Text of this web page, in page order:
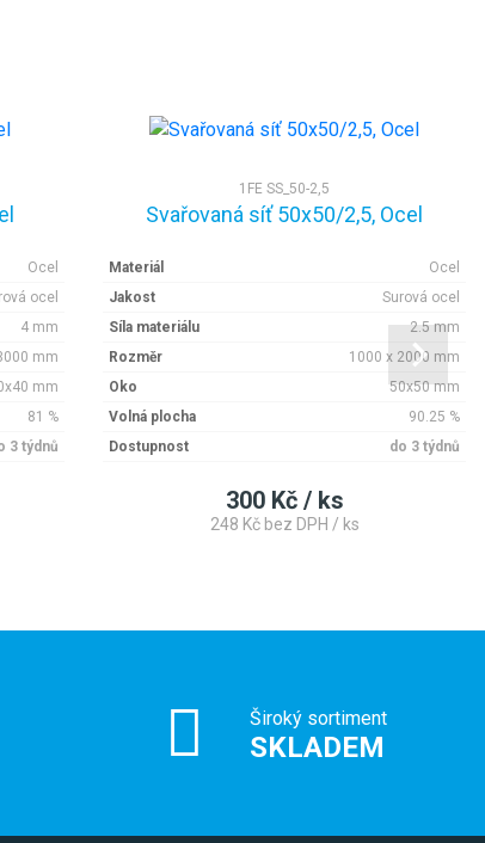
Ocel
ocel
4 mm
mm
mm
81 %
3 týdnů
1FE SS_50-2,5
Svařovaná síť 50x50/2,5, Ocel
Materiál
Ocel
Jakost
Surová ocel
Síla materiálu
2.5 mm
Rozměr
1000 x 2000 mm
Oko
50x50 mm
Volná plocha
90.25 %
Dostupnost
do 3 týdnů
300 Kč / ks
248 Kč bez DPH / ks
Široký sortiment
SKLADEM